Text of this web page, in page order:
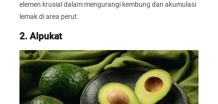
elemen krusial dalam mengurangi kembung dan akumulasi
lemak di area perut.
2. Alpukat